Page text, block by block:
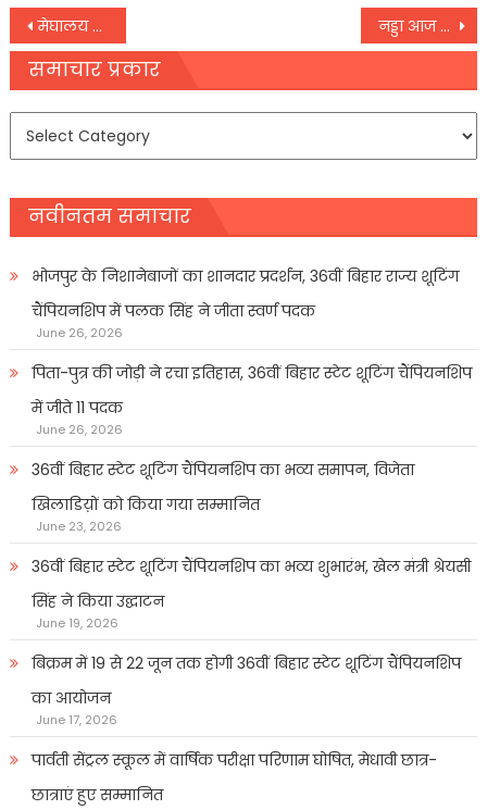
Post
navigation
मेघालय कक्षा 12 कला बोर्ड परीक्षा की घोषणा, 20,740 छात्र उत्तीर्ण नड्डा आज राजस्थान के बीजेपी सांसदों से मुलाकात करेंगे
समाचार प्रकार
नवीनतम समाचार
भोजपुर के निशानेबाजों का शानदार प्रदर्शन, 36वीं बिहार राज्य शूटिंग
चैंपियनशिप में पलक सिंह ने जीता स्वर्ण पदक
June 26, 2026
पिता-पुत्र की जोड़ी ने रचा इतिहास, 36वीं बिहार स्टेट शूटिंग चैंपियनशिप
में जीते 11 पदक
June 26, 2026
36वीं बिहार स्टेट शूटिंग चैंपियनशिप का भव्य समापन, विजेता
खिलाडिय़ों को किया गया सम्मानित
June 23, 2026
36वीं बिहार स्टेट शूटिंग चैंपियनशिप का भव्य शुभारंभ, खेल मंत्री श्रेयसी
सिंह ने किया उद्घाटन
June 19, 2026
बिक्रम में 19 से 22 जून तक होगी 36वीं बिहार स्टेट शूटिंग चैंपियनशिप
का आयोजन
June 17, 2026
पार्वती सेंट्रल स्कूल में वार्षिक परीक्षा परिणाम घोषित, मेधावी छात्र-
छात्राएं हुए सम्मानित